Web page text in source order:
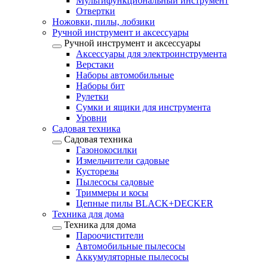
Отвертки
Ножовки, пилы, лобзики
Ручной инструмент и аксессуары
Ручной инструмент и аксессуары
Аксессуары для электроинструмента
Верстаки
Наборы автомобильные
Наборы бит
Рулетки
Сумки и ящики для инструмента
Уровни
Садовая техника
Садовая техника
Газонокосилки
Измельчители садовые
Кусторезы
Пылесосы садовые
Триммеры и косы
Цепные пилы BLACK+DECKER
Техника для дома
Техника для дома
Пароочистители
Автомобильные пылесосы
Аккумуляторные пылесосы